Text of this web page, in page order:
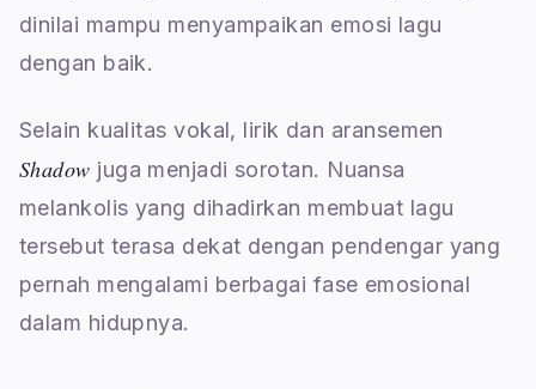
dinilai mampu menyampaikan emosi lagu
dengan baik.
Selain kualitas vokal, lirik dan aransemen
Shadow juga menjadi sorotan. Nuansa
melankolis yang dihadirkan membuat lagu
tersebut terasa dekat dengan pendengar yang
pernah mengalami berbagai fase emosional
dalam hidupnya.